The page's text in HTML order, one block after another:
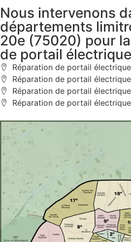
Nous intervenons
départements
20e (75020) pour
de portail électrique
Réparation de portail
Réparation de portail
Réparation de portail
Réparation de portail